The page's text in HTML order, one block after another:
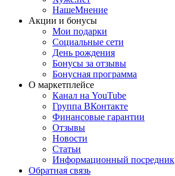
НашеМнение
Акции и бонусы
Мои подарки
Социальные сети
День рождения
Бонусы за отзывы
Бонусная программа
О маркетплейсе
Канал на YouTube
Группа ВКонтакте
Финансовые гарантии
Отзывы
Новости
Статьи
Информационный посредник
Обратная связь